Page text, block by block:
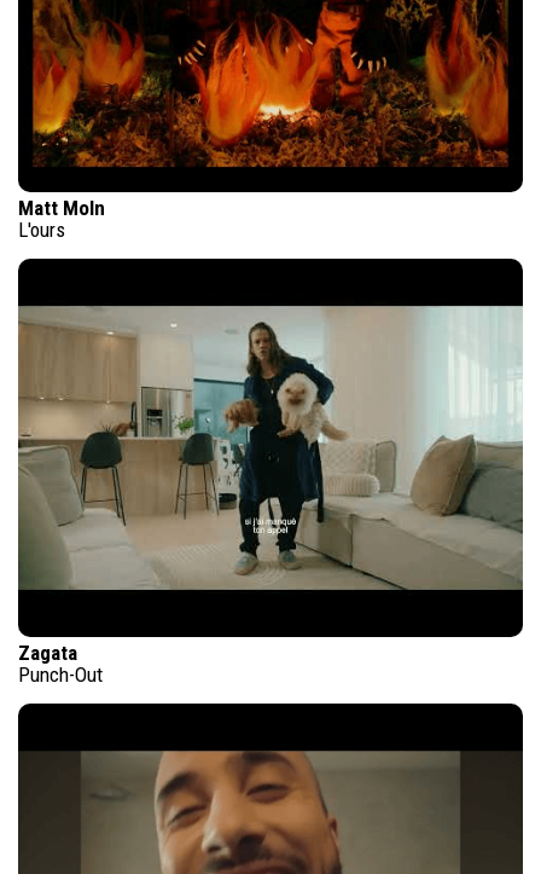
Matt Moln
L'ours
Zagata
Punch-Out